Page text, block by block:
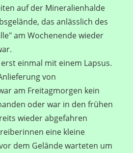
auf der Mineralienhalde
das anlässlich des
am Wochenende wieder
einmal mit einem Lapsus.
von
am Freitagmorgen kein
oder war in den frühen
wieder abgefahren
eine kleine
dem Gelände warteten um